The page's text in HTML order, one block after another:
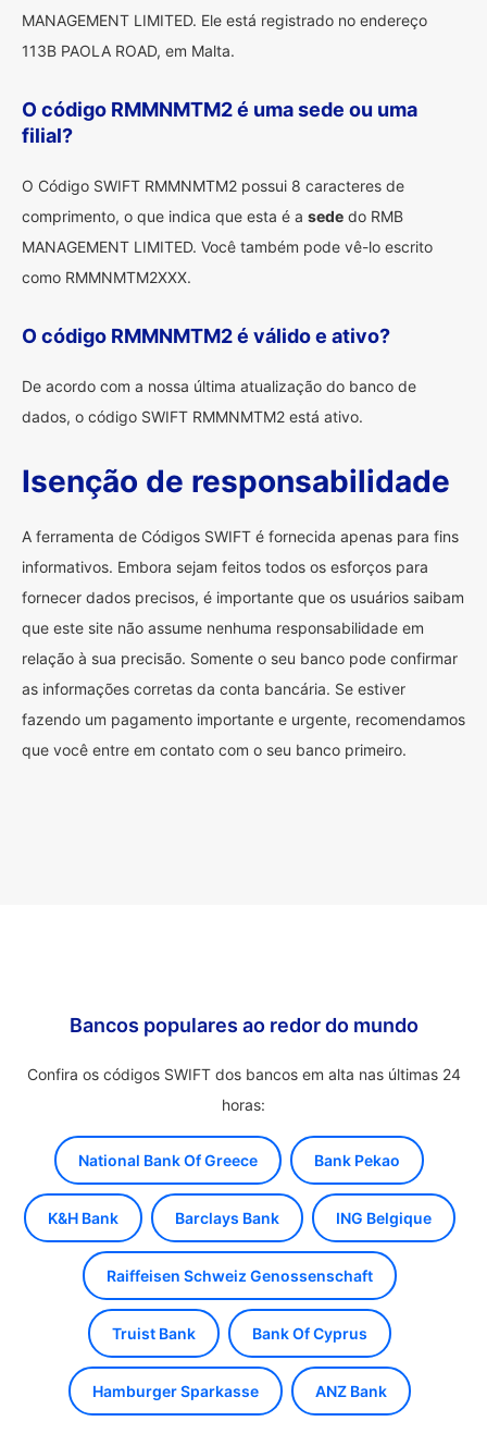
MANAGEMENT LIMITED. Ele está registrado no endereço
113B PAOLA ROAD, em Malta.
O código RMMNMTM2 é uma sede ou uma
filial?
O Código SWIFT RMMNMTM2 possui 8 caracteres de
comprimento, o que indica que esta é a sede do RMB
MANAGEMENT LIMITED. Você também pode vê-lo escrito
como RMMNMTM2XXX.
O código RMMNMTM2 é válido e ativo?
De acordo com a nossa última atualização do banco de
dados, o código SWIFT RMMNMTM2 está ativo.
Isenção de responsabilidade
A ferramenta de Códigos SWIFT é fornecida apenas para fins
informativos. Embora sejam feitos todos os esforços para
fornecer dados precisos, é importante que os usuários saibam
que este site não assume nenhuma responsabilidade em
relação à sua precisão. Somente o seu banco pode confirmar
as informações corretas da conta bancária. Se estiver
fazendo um pagamento importante e urgente, recomendamos
que você entre em contato com o seu banco primeiro.
Bancos populares ao redor do mundo
Confira os códigos SWIFT dos bancos em alta nas últimas 24
horas:
National Bank Of Greece Bank Pekao
K&H Bank Barclays Bank ING Belgique
Raiffeisen Schweiz Genossenschaft
Truist Bank Bank Of Cyprus
Hamburger Sparkasse ANZ Bank